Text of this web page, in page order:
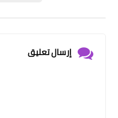
إرسال تعليق